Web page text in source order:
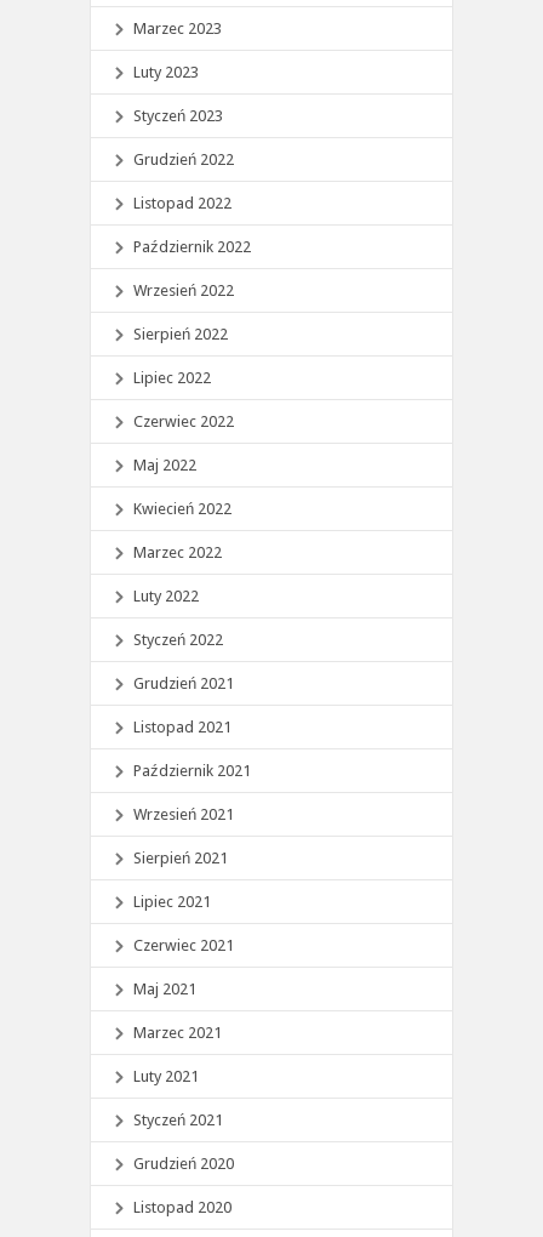
Marzec 2023
Luty 2023
Styczeń 2023
Grudzień 2022
Listopad 2022
Październik 2022
Wrzesień 2022
Sierpień 2022
Lipiec 2022
Czerwiec 2022
Maj 2022
Kwiecień 2022
Marzec 2022
Luty 2022
Styczeń 2022
Grudzień 2021
Listopad 2021
Październik 2021
Wrzesień 2021
Sierpień 2021
Lipiec 2021
Czerwiec 2021
Maj 2021
Marzec 2021
Luty 2021
Styczeń 2021
Grudzień 2020
Listopad 2020